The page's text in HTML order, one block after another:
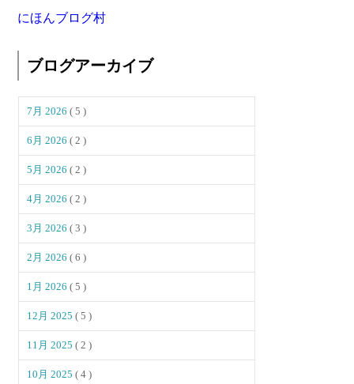
にほんブログ村
ブログアーカイブ
7月 2026( 5 )
6月 2026( 2 )
5月 2026( 2 )
4月 2026( 2 )
3月 2026( 3 )
2月 2026( 6 )
1月 2026( 5 )
12月 2025( 5 )
11月 2025( 2 )
10月 2025( 4 )